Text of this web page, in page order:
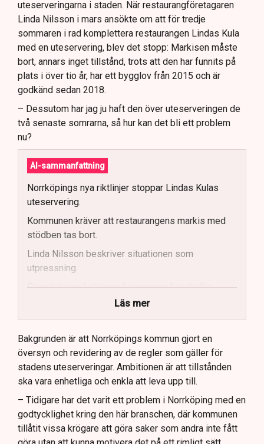
uteserveringarna i staden. När restaurangföretagaren
Linda Nilsson i mars ansökte om att för tredje
sommaren i rad komplettera restaurangen Lindas Kula
med en uteservering, blev det stopp: Markisen måste
bort, annars inget tillstånd, trots att den har funnits på
plats i över tio år, har ett bygglov från 2015 och är
godkänd sedan 2018.
– Dessutom har jag ju haft den över uteserveringen de
två senaste somrarna, så hur kan det bli ett problem
nu?
AI-sammanfattning
Norrköpings nya riktlinjer stoppar Lindas Kulas
uteservering.
Kommunen kräver att restaurangens markis med
stödben tas bort.
Linda Nilsson beskriver situationen som
utpressning.
Flera krögare kritiserar kommunen för otydlig
Kommunen vill skapa enhetliga regler för
uteserveringar.
Lindas Kula ställer in uteserveringen för
sommaren.
Läs mer
Bakgrunden är att Norrköpings kommun gjort en
översyn och revidering av de regler som gäller för
stadens uteserveringar. Ambitionen är att tillstånden
ska vara enhetliga och enkla att leva upp till.
– Tidigare har det varit ett problem i Norrköping med en
godtycklighet kring den här branschen, där kommunen
tillåtit vissa krögare att göra saker som andra inte fått